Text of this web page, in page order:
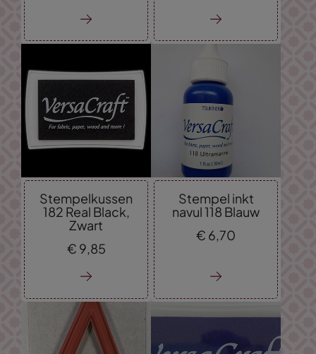
Stempelkussen
182 Real Black,
Zwart
€ 9, 85
Stempel inkt
navul 118 Blauw
€ 6, 70